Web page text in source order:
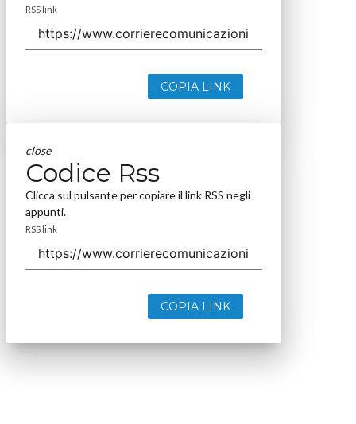
RSS link
COPIA LINK
close
Codice Rss
Clicca sul pulsante per copiare il link RSS negli
appunti.
RSS link
COPIA LINK